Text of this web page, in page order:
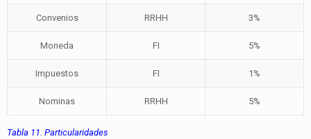
Convenios RRHH 3%
Moneda FI 5%
Impuestos FI 1%
Nominas RRHH 5%
Tabla 11. Particularidades